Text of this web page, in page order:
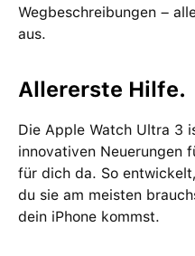
Wegbeschreibungen –
aus.
Allererste Hilfe.
Die Apple Watch Ultra 3
innovativen Neuerungen
für dich da. So
du sie am meisten
dein iPhone kommst.